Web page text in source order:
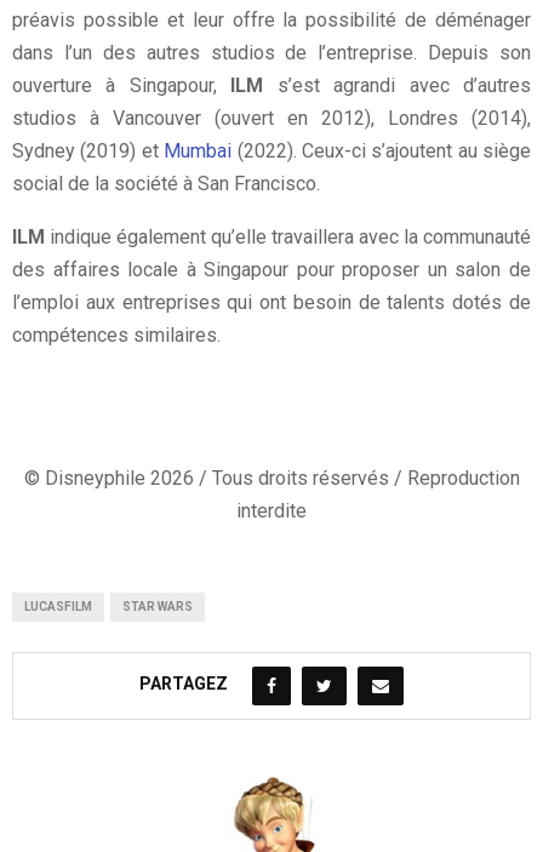
préavis possible et leur offre la possibilité de déménager
dans l’un des autres studios de l’entreprise. Depuis son
ouverture à Singapour, ILM s’est agrandi avec d’autres
studios à Vancouver (ouvert en 2012), Londres (2014),
Sydney (2019) et Mumbai (2022). Ceux-ci s’ajoutent au siège
social de la société à San Francisco.
ILM indique également qu’elle travaillera avec la communauté
des affaires locale à Singapour pour proposer un salon de
l’emploi aux entreprises qui ont besoin de talents dotés de
compétences similaires.
© Disneyphile 2026 / Tous droits réservés / Reproduction
interdite
LUCASFILM STAR WARS
PARTAGEZ